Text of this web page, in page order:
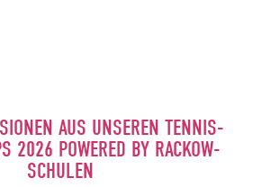
AUS UNSEREN TENNIS-
2026 POWERED BY RACKOW-
SCHULEN